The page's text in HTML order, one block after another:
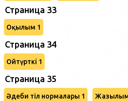
Страница 33
Оқылым 1
Страница 34
Ойтүрткі 1
Страница 35
Әдеби тіл нормалары 1